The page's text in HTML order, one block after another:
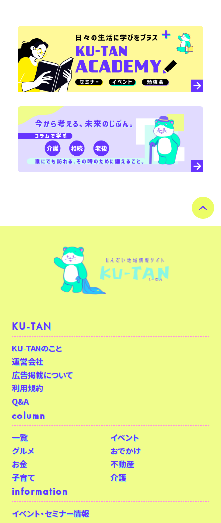
KU-TAN
KU-TANのこと
運営会社
広告掲載について
利用規約
Q&A
column
一覧
イベント
グルメ
おでかけ
お金
不動産
子育て
介護
information
イベント・セミナー情報